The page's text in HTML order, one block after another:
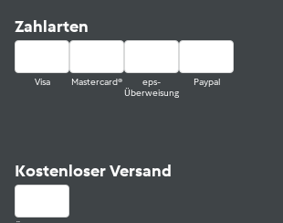
Zahlarten
Visa Mastercard®
eps-
Überweisung
Paypal
Kostenloser Versand